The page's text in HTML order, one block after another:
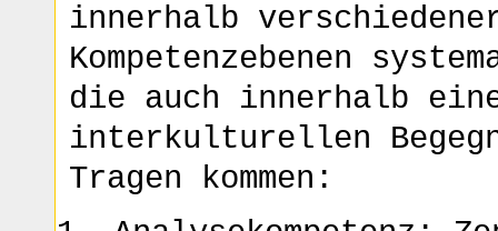
innerhalb
Kompetenzebenen
die auch innerhalb
interkulturellen
Tragen kommen: